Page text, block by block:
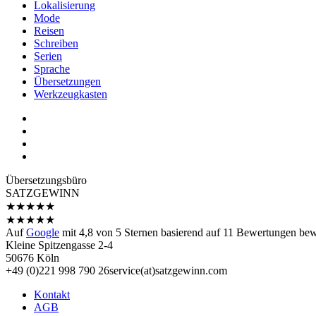
Lokalisierung
Mode
Reisen
Schreiben
Serien
Sprache
Übersetzungen
Werkzeugkasten
Übersetzungs­büro
SATZGEWINN
★★★★★
★★★★★
AufGoogle mit 4,8 von 5 Sternen basierend auf 11 Bewertungen
Kleine Spitzengasse 2-4
50676 Köln
+49 (0)221 998 790 26service(at)satz­gewinn.com
Kontakt
AGB